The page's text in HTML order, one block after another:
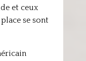
et ceux
se sont